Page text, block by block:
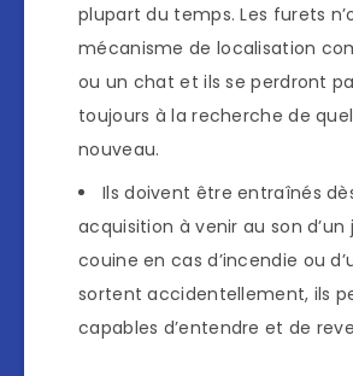
plupart du temps. Les furets
mécanisme de localisation
ou un chat et ils se perdront
toujours à la recherche de
nouveau.
Ils doivent être entraînés
acquisition à venir au son d’un
couine en cas d’incendie ou
sortent accidentellement, ils
capables d’entendre et de